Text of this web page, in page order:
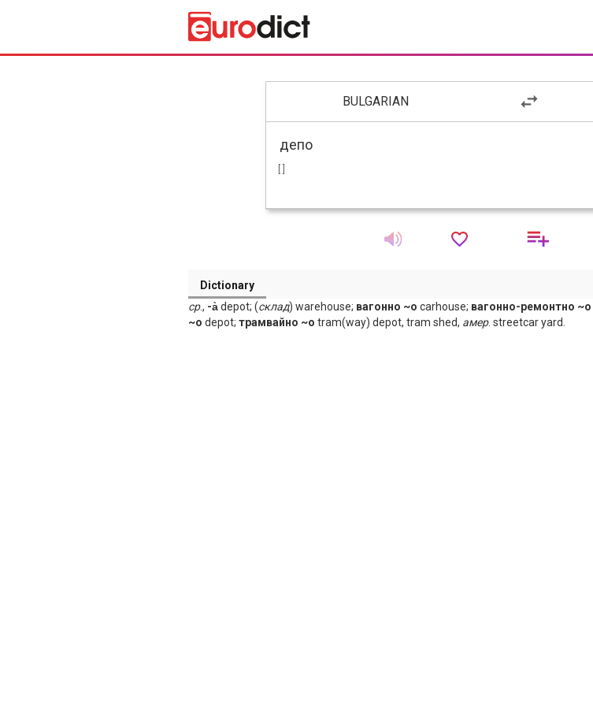
BULGARIAN
Dictionary
ср., -а̀depot; (склад) warehouse; вагонно ~о carhouse; вагонно-ремонтно ~о
~о depot; трамвайно ~о tram(way) depot, tram shed, амер. streetcar yard.